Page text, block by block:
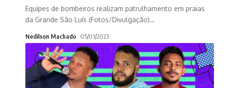
Equipes de bombeiros realizam patrulhamento em praias
da Grande São Luís (Fotos/Divulgação)…
Nedilson Machado 05/01/2023